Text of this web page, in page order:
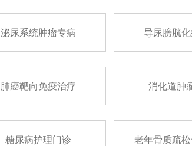
泌尿系统肿瘤专病 导尿膀胱
肺癌靶向免疫治疗 消化道肿
糖尿病护理门诊 老年骨质疏